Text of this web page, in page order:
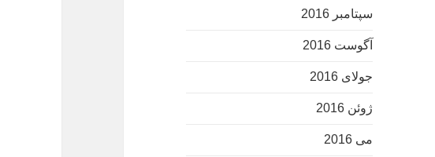
سپتامبر 2016
آگوست 2016
جولای 2016
ژوئن 2016
می 2016